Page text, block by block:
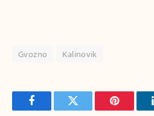
Gvozno Kalinovik
FacebookTwitter Pinterest